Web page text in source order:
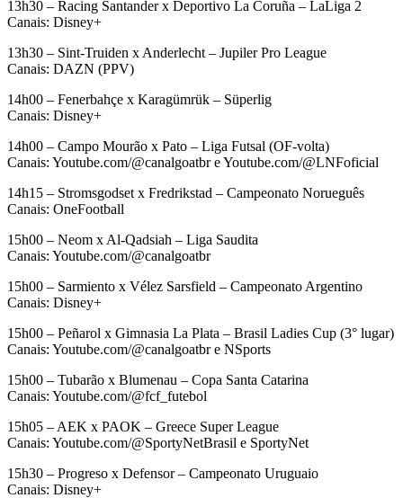
13h30 – Racing Santander x Deportivo La Coruña – LaLiga 2
Canais: Disney+
13h30 – Sint-Truiden x Anderlecht – Jupiler Pro League
Canais: DAZN (PPV)
14h00 – Fenerbahçe x Karagümrük – Süperlig
Canais: Disney+
14h00 – Campo Mourão x Pato – Liga Futsal (OF-volta)
Canais: Youtube.com/@canalgoatbr e Youtube.com/@LNFoficial
14h15 – Stromsgodset x Fredrikstad – Campeonato Norueguês
Canais: OneFootball
15h00 – Neom x Al-Qadsiah – Liga Saudita
Canais: Youtube.com/@canalgoatbr
15h00 – Sarmiento x Vélez Sarsfield – Campeonato Argentino
Canais: Disney+
15h00 – Peñarol x Gimnasia La Plata – Brasil Ladies Cup (3° lugar)
Canais: Youtube.com/@canalgoatbr e NSports
15h00 – Tubarão x Blumenau – Copa Santa Catarina
Canais: Youtube.com/@fcf_futebol
15h05 – AEK x PAOK – Greece Super League
Canais: Youtube.com/@SportyNetBrasil e SportyNet
15h30 – Progreso x Defensor – Campeonato Uruguaio
Canais: Disney+